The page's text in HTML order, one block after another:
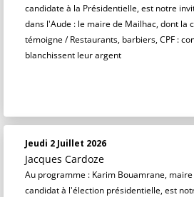
candidate à la Présidentielle, est notre
dans l'Aude : le maire de Mailhac, dont la
témoigne / Restaurants, barbiers, CPF :
blanchissent leur argent
Jeudi 2 Juillet 2026
Jacques Cardoze
Au programme : Karim Bouamrane, maire
candidat à l'élection présidentielle, est